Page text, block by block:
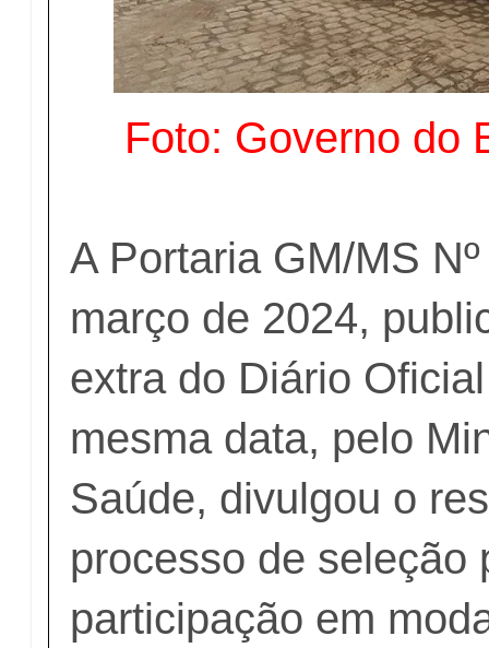
Foto: Governo do
A Portaria GM/MS
março de 2024,
extra do Diário
mesma data, pelo
Saúde, divulgou o
processo de seleção
participação em